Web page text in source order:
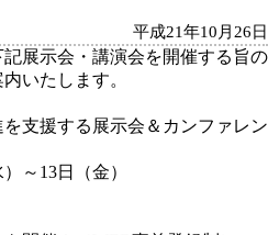
平成21年10月26日
展示会・講演会を開催する旨の
いたします。
支援する展示会＆カンファレン
～13日（金）